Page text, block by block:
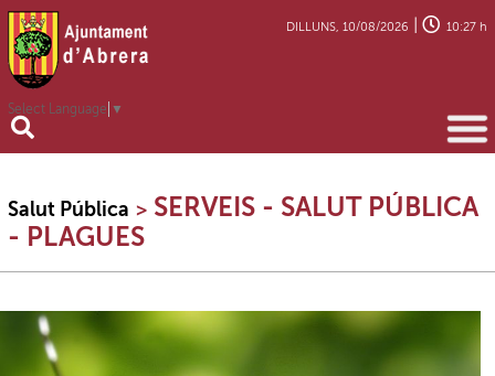
Select Language ▼
DILLUNS, 10/08/2026 10:27 h
Salut Pública >SERVEIS - SALUT PÚBLICA
- PLAGUES